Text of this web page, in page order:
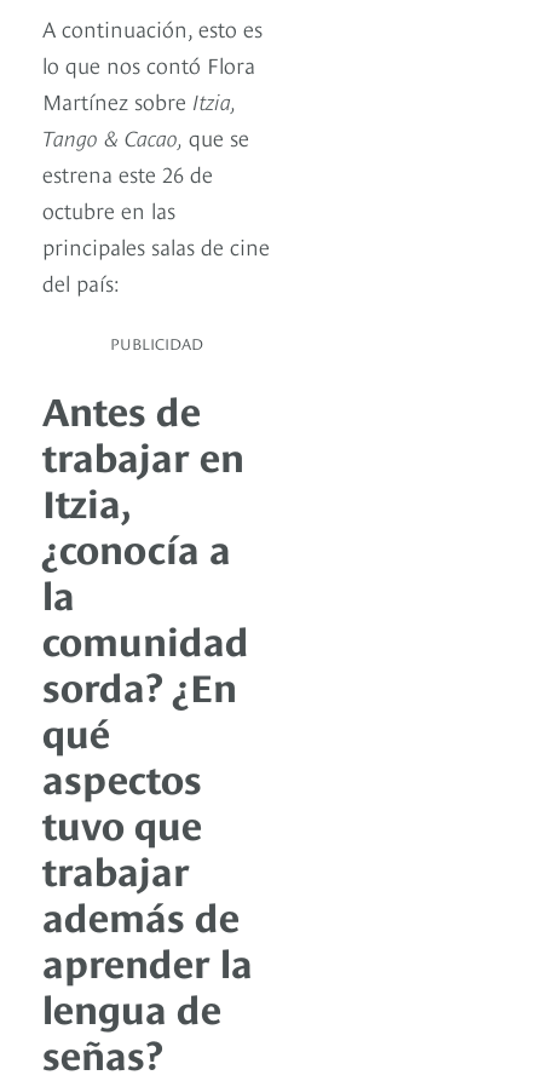
A continuación, esto es
lo que nos contó Flora
Martínez sobre Itzia,
Tango & Cacao, que se
estrena este 26 de
octubre en las
principales salas de cine
del país:
PUBLICIDAD
Antes de
trabajar en
Itzia,
¿conocía a
la
comunidad
sorda? ¿En
qué
aspectos
tuvo que
trabajar
además de
aprender la
lengua de
señas?